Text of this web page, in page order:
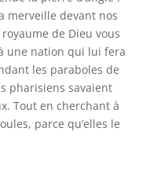
merveille devant nos
de Dieu vous
une nation qui lui fera
les paraboles de
pharisiens savaient
Tout en cherchant à
parce qu’elles le